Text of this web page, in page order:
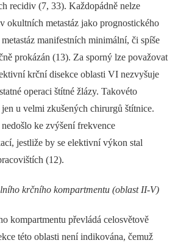
recidiv (7, 33). Každopádně nelze
okultních metastáz jako prognostického
manifestních minimální, či spíše
prokázán (13). Za sporný lze považovat
krční disekce oblasti VI nezvyšuje
operaci štítné žlázy. Takovéto
u velmi zkušených chirurgů štítnice.
ke zvýšení frekvence
jestliže by se elektivní výkon stal
(12).
krčního kompartmentu (oblast II-V)
kompartmentu převládá celosvětově
této oblasti není indikována, čemuž